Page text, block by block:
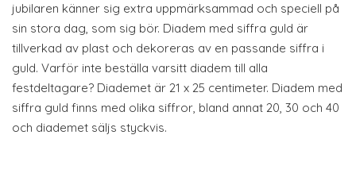
jubilaren känner sig extra uppmärksammad och speciell på
sin stora dag, som sig bör. Diadem med siffra guld är
tillverkad av plast och dekoreras av en passande siffra i
guld. Varför inte beställa varsitt diadem till alla
festdeltagare? Diademet är 21 x 25 centimeter. Diadem med
siffra guld finns med olika siffror, bland annat 20, 30 och 40
och diademet säljs styckvis.